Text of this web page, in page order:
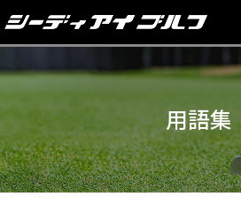
用語集